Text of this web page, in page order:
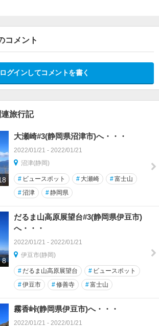
コメント
ログインしてコメントを書く
旅行記
大瀬崎#3(静岡県沼津市)へ・・・
2022/01/21 - 2022/01/21
沼津(静岡)
# ビュースポット # 大瀬崎 #富士山
#沼津 #静岡県
8
だるま山高原展望台#3(静岡県伊豆市)
へ・・・
2022/01/21 - 2022/01/21
伊豆市(静岡)
#だるま山高原展望台 # ビュースポット
#伊豆市 #修善寺 #富士山
霧香峠(静岡県伊豆市)へ・・・
2022/01/21 - 2022/01/21